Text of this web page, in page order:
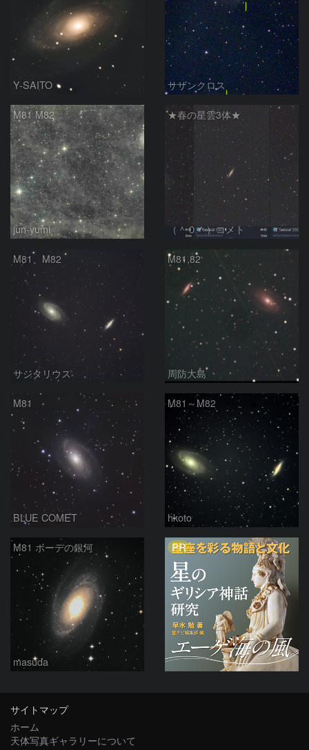
Y-SAITO サザンクロス
M81 M82
jun-yumi
★春の星雲3体★
（＾０＾）コメト
M81、M82
サジタリウス
M81,82
周防大島
M81
BLUE COMET
M81～M82
hkoto
M81 ボーデの銀河
masuda
PR
サイトマップ
ホーム
天体写真ギャラリーについて